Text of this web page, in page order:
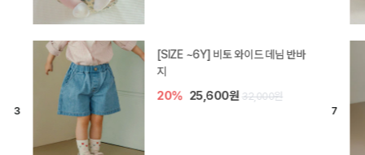
[SIZE ~6Y] 라핀 카프리 팬츠
30%